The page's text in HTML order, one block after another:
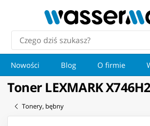
Nowości Blog O firmie
Toner LEXMARK
Tonery, bębny